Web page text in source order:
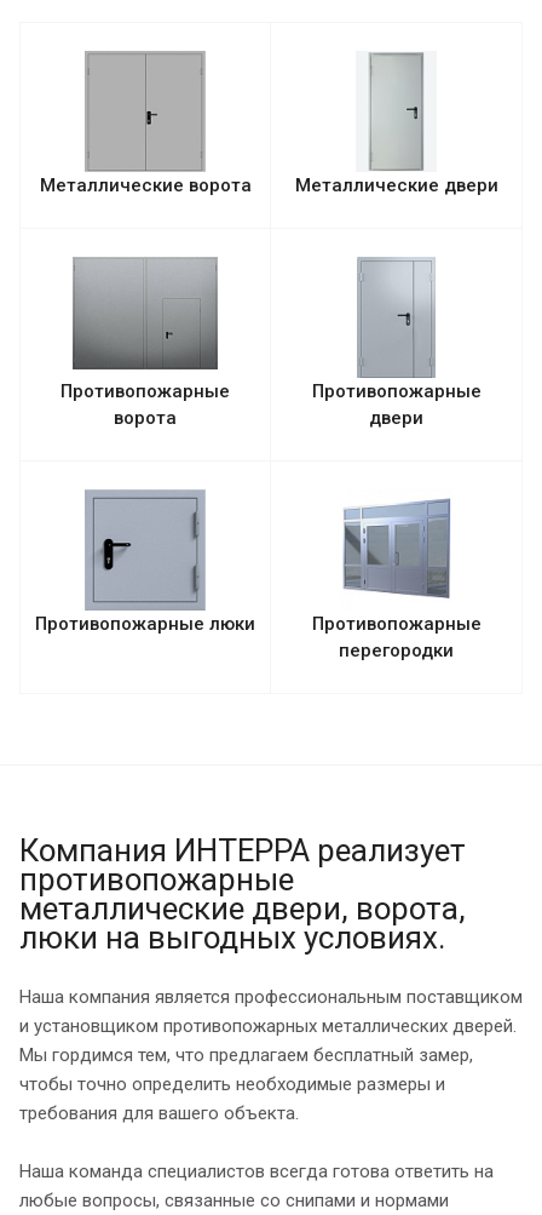
Металлические ворота Металлические двери
Противопожарные
ворота
Противопожарные
двери
Противопожарные люки
Противопожарные
перегородки
Компания ИНТЕРРА реализует
противопожарные
металлические двери, ворота,
люки на выгодных условиях.
Наша компания является профессиональным поставщиком
и установщиком противопожарных металлических дверей.
Мы гордимся тем, что предлагаем бесплатный замер,
чтобы точно определить необходимые размеры и
требования для вашего объекта.
Наша команда специалистов всегда готова ответить на
любые вопросы, связанные со снипами и нормами